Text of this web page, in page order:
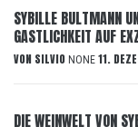
SYBILLE BULTMANN
GASTLICHKEIT AUF
VON SILVIO NONE 11.
DIE WEINWELT VON